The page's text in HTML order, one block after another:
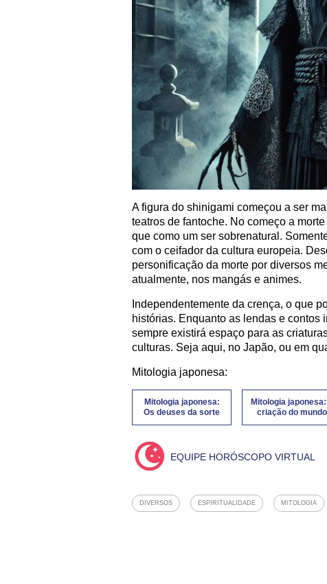
A figura do shinigami começou a ser
teatros de fantoche. No começo a
que como um ser sobrenatural.
com o ceifador da cultura europeia.
personificação da morte por diversos
atualmente, nos mangás e animes.
Independentemente da crença, o que
histórias. Enquanto as lendas e contos
sempre existirá espaço para as
culturas. Seja aqui, no Japão, ou em
Mitologia japonesa:
Mitologia japonesa:
Os deuses da sorte
Mitologia
criação do mundo
EQUIPE HORÓSCOPO VIRTUAL
DIVERSOS ESPIRITUALIDADE MITOLOGIA